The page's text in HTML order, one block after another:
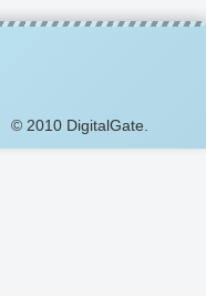
© 2010 DigitalGate.